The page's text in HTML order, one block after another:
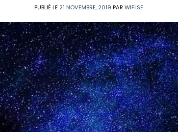
PUBLIÉ LE 21 NOVEMBRE, 2019 PAR WIFI.SE